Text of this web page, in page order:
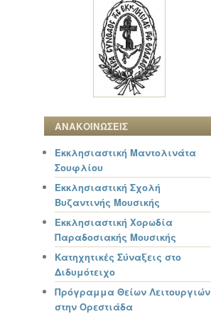
ΑΝΑΚΟΙΝΩΣΕΙΣ
Εκκλησιαστική Μαντολινάτα
Σουφλίου
Εκκλησιαστική Σχολή
Βυζαντινής Μουσικής
Εκκλησιαστική Χορωδία
Παραδοσιακής Μουσικής
Κατηχητικές Σύναξεις στο
Διδυμότειχο
Πρόγραμμα Θείων Λειτουργιών
στην Ορεστιάδα